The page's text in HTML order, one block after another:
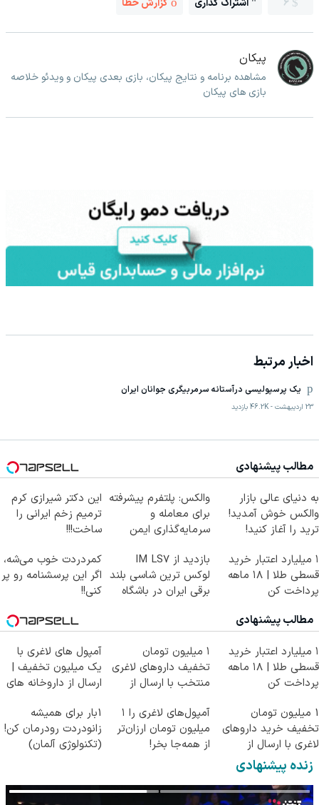
6 اشتراک گذاری گزارش خطا
پیکان
مشاهده برنامه و نتایج پیکان، بازی بعدی پیکان و ویدئو خلاصه
بازی های پیکان
اخبار مرتبط
یک پرسپولیسی درآستانه سرمربیگری جوانان ایران
23 اردیبهشت -
46.2K بازدید
مطالب پیشنهادی
به دنیای عالی بازار
والکس خوش آمدید!
ترید را آغاز کنید!
والکس: پلتفرم پیشرفته
برای معامله و
سرمایه‌گذاری ایمن
این دکتر شیرازی کرم
ترمیم زخم ایرانی را
ساخت!!!
۱ میلیارد اعتبار خرید
قسطی طلا | ۱۸ ماهه
پرداخت کن
بازدید از IM LS7
لوکس ترین شاسی بلند
برقی ایران در باشگاه
کمردردت خوب می‌شه،
اگر این پرسشنامه رو پر
کنی!!
مطالب پیشنهادی
۱ میلیارد اعتبار خرید
قسطی طلا | ۱۸ ماهه
پرداخت کن
۱ میلیون تومان
تخفیف داروهای لاغری
منتخب با ارسال از
آمپول های لاغری با
یک میلیون تخفیف |
ارسال از داروخانه های
1 میلیون تومان
تخفیف خرید داروهای
لاغری با ارسال از
داروخانه و پک یخ!
آمپول‌های لاغری را ۱
میلیون تومان ارزان‌تر
از همه‌جا بخر!
1بار برای همیشه
زانودردت رودرمان کن!
(تکنولوژی آلمان)
زنده پیشنهادی